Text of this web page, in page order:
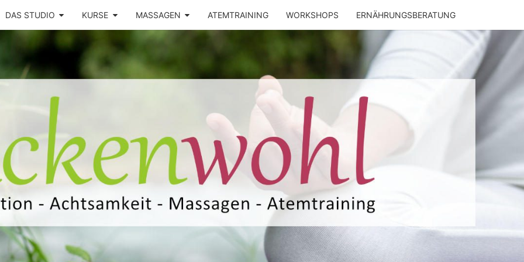
DAS STUDIO KURSE MASSAGEN ATEMTRAINING WORKSHOPS ERNÄHRUNGSBERATUNG
RÜCKENWOHL
Yoga –
Atemtraining
– Massage